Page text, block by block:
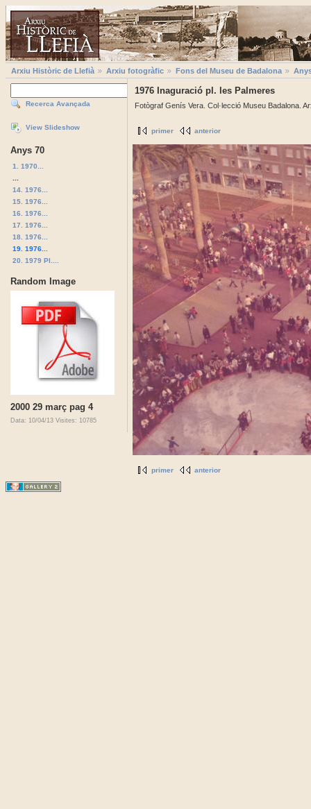
Arxiu Històric de Llefià Arxiu fotogràfic Fons del Museu de Badalona
Recerca Avançada
View Slideshow
Anys 70
1. 1970...
14. 1976...
15. 1976...
16. 1976...
17. 1976...
18. 1976...
19. 1976...
20. 1979 Pl....
Random Image
2000 29 març pag 4
Data: 10/04/13 Visites: 10785
1976 Inaguració pl. les Palmeres
Fotògraf Genís Vera. Col·lecció Museu Badalona.
primer anterior
primer anterior